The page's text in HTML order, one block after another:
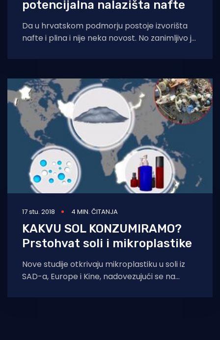
potencijalna nalazišta nafte
Da u hrvatskom podmorju postoje izvorišta
nafte i plina i nije neka novost. No zanimljivo je
17 stu. 2018 4 MIN. ČITANJA
KAKVU SOL KONZUMIRAMO?
Prstohvat soli i mikroplastike
Nove studije otkrivaju mikroplastiku u soli iz
SAD-a, Europe i Kine, nadovezujući se na